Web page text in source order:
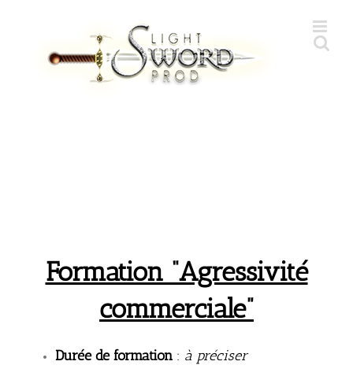
Formation “Agressivité
commerciale”
Durée de formation : à préciser